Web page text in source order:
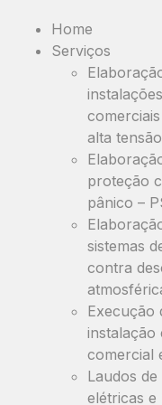
Home
Serviços
alta tensão
proteção
pânico –
sistemas
contra
Execução
instalação
comercial
Laudos
elétricas e